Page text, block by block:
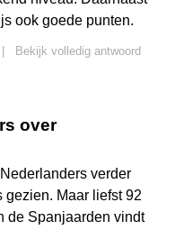
ook goede punten.
Bekijk volledig antwoord
over
verder
Maar liefst 92
de Spanjaarden vindt